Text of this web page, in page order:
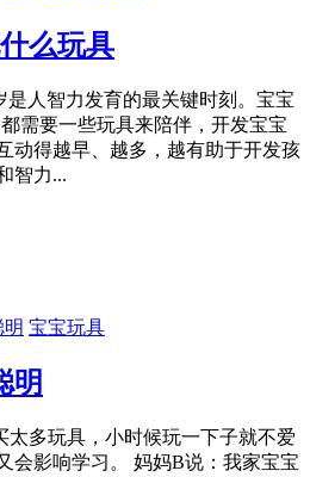
么玩具
是人智力发育的最关键时刻。宝宝
需要一些玩具来陪伴，开发宝宝
动得越早、越多，越有助于开发孩
智力...
宝宝玩具
明
多玩具，小时候玩一下子就不爱
会影响学习。 妈妈B说：我家宝宝